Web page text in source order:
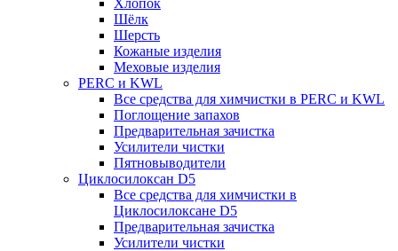
Хлопок
Шёлк
Шерсть
Кожаные изделия
Меховые изделия
PERC и KWL
Все средства для химчистки в PERC и KWL
Поглощение запахов
Предварительная зачистка
Усилители чистки
Пятновыводители
Циклосилоксан D5
Все средства для химчистки в
Циклосилоксане D5
Предварительная зачистка
Усилители чистки